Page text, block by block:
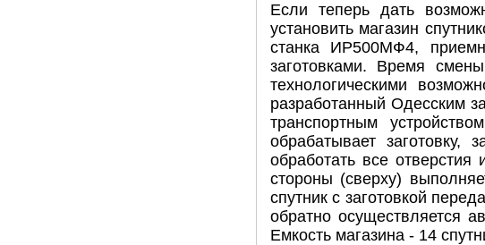
Если теперь дать
установить магазин
станка ИР500МФ4,
заготовками. Время
технологическими
разработанный Одесским
транспортным
обрабатывает
обработать все
стороны (сверху)
спутник с заготовкой
обратно осуществляется
Емкость магазина - 14